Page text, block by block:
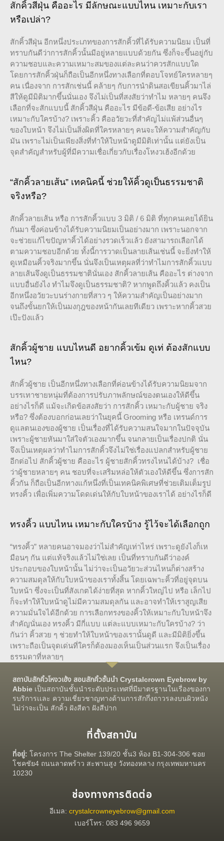
สักคิ้วสีฝุ่น คืออะไร มีลักษณะแบบไหน เหมาะกับเรา
หรือเปล่า?
สักคิ้วสีฝุ่น อีกหนึ่งประเภทของการสักคิ้วที่ได้รับความนิยม เป็นที่
ทราบกันดีว่าการสักคิ้วนั้นมีอยู่หลายแบบด้วยกัน ซึ่งก็จะขึ้นอยู่กับ
ความชอบและความเหมาะสมของแต่ละคนว่าควรสักแบบใด
โดยการสักคิ้วฝุ่นก็ถือเป็นอีกหนึ่งทางเลือกที่ตอบโจทย์ใครหลายๆ
คน เนื่องจาก การสักเช่นนี้ คล้ายๆ กับการนำดินสอเขียนคิ้วมาไล่
สีให้ดูมีมิติมากขึ้นนั่นเอง จึงไม่เป็นที่สงสัยว่าทำไม หลายๆ คนจึง
เลือกที่จะสักแบบนี้ สักคิ้วสีฝุ่น คืออะไร มีข้อดี-ข้อเสีย อย่างไร
เหมาะกับใครบ้าง? เพราะคิ้ว คืออวัยวะที่สำคัญไม่แพ้ส่วนอื่นๆ
ของใบหน้า จึงไม่เป็นสิ่งผิดที่ใครหลายๆ คนจะให้ความสำคัญกับ
มัน เพราะไม่เป็นเพียงสิ่งที่ทำให้ใบหน้าดูมีมิติเท่านั้น แต่ยังเป็น
จุดสำคัญสำหรับผู้ที่มีความเชื่อเกี่ยวกับเรื่องโหงวเฮ้งอีกด้วย
“สักคิ้วลายเส้น” เทคนิคนี้ ช่วยให้คิ้วดูเป็นธรรมชาติ
จริงหรือ?
สักคิ้วลายเส้น หรือ การสักคิ้วแบบ 3 มิติ / 6 มิติ ที่ทุกคนเคยได้ยิน
กันมา ซึ่งค่อนข้างได้รับความนิยมเป็นอย่างมาก เพราะนอกจาก
จะช่วยแก้ไขปัญหาคิ้วได้อย่างรวดเร็วแล้ว ยังสามารถเลือกได้
ตามความชอบอีกด้วย ทั้งนี้การวาดเป็นลายเส้นเช่นนี้ จะยิ่งทำให้
ดูเหมือนคิ้วจริงมากขึ้น นั่นจึงเป็นเหตุผลที่ว่าทำไมการสักคิ้วแบบ
ลายเส้นจึงดูเป็นธรรมชาตินั่นเอง สักคิ้วลายเส้น คืออะไร ต่างจาก
แบบอื่นยังไง ทำไมจึงดูเป็นธรรมชาติ? หากพูดถึงคิ้วแล้ว คงเป็น
อีกหนึ่งอวัยวะบนร่างกายที่สาว ๆ ให้ความสำคัญเป็นอย่างมาก
จนถึงขั้นยกให้เป็นมงกุฎของหน้ากันเลยทีเดียว เพราะหากคิ้วสวย
เป๊ะปังแล้ว
สักคิ้วผู้ชาย แบบไหนดี อยากคิ้วเข้ม ดูเท่ ต้องสักแบบ
ไหน?
สักคิ้วผู้ชาย เป็นอีกหนึ่งทางเลือกที่ค่อนข้างได้รับความนิยมจาก
บรรเทาชายหนุ่มที่ต้องการปรับภาพลักษณ์ของตนเองให้ดีขึ้น
อย่างไรก็ดี แม้จะเกิดข้อสงสัยว่า การสักคิ้ว เหมาะกับผู้ชาย จริง
หรือ? ซึ่งต้องบอกก่อนเลยว่าในยุคนี้ Grooming หรือ เทรนด์การ
ดูแลตนเองของผู้ชาย เป็นเรื่องที่ได้รับความสนใจมากในปัจจุบัน
เพราะผู้ชายหันมาใส่ใจตัวเองมากขึ้น จนกลายเป็นเรื่องปกติ นั่น
จึงเป็นเหตุผลว่าทำไมการสักคิ้วจึงไม่ใช่เรื่องแปลกสำหรับผู้ชาย
อีกต่อไป สักคิ้วผู้ชาย คืออะไร ผู้ชายสักคิ้วทรงไหนได้บ้าง? เชื่อ
ว่าผู้ชายหลายๆ คน ชอบที่จะเสริมหล่อให้ตัวเองให้ดีขึ้น ซึ่งการสัก
คิ้วกัน ก็ถือเป็นอีกทางแก้หนึ่งที่เป็นเทคนิคพิเศษที่ช่วยเติมเต็มรูป
ทรงคิ้ว เพื่อเพิ่มความโดดเด่นให้กับใบหน้าของเราได้ อย่างไรก็ดี
ทรงคิ้ว แบบไหน เหมาะกับใครบ้าง รู้ไว้จะได้เลือกถูก
“ทรงคิ้ว” หลายคนอาจมองว่าไม่สำคัญเท่าไหร่ เพราะดูยังไงก็เห
มือนๆ กัน แต่แท้จริงแล้วไม่ใช่เลย เป็นที่ทราบกันดีว่าองค์
ประกอบของใบหน้านั้น ไม่ว่าจะเป็นอวัยวะส่วนไหนก็ต่างสร้าง
ความสมดุลให้กับใบหน้าของเราทั้งสิ้น โดยเฉพาะคิ้วที่อยู่จุดบน
ใบหน้า ซึ่งจะเป็นที่สังเกตได้ง่ายที่สุด หากคิ้วใหญ่ไป หรือ เล็กไป
ก็จะทำให้ใบหน้าดูไม่มีความสมดุลกัน และอาจทำให้เราสูญเสีย
ความมั่นใจได้อีกด้วย การเลือกทรงของคิ้วให้เหมาะกับใบหน้าจึง
สำคัญนั่นเอง ทรงคิ้ว มีกี่แบบ แต่ละแบบเหมาะกับใครบ้าง? ว่า
กันว่า คิ้วสวย ๆ ช่วยทำให้ใบหน้าของเรานั้นดูดี และมีมิติยิ่งขึ้น
เพราะถือเป็นจุดเด่นที่ใครก็ต้องมองเห็นเป็นส่วนแรก จึงเป็นเรื่อง
ธรรมดาที่หลายๆ
สถาบันสักคิ้วโหงวเฮ้ง สอนสักคิ้วชั้นนำ Crystalcrown Eyebrow by
Abbie เป็นสถาบันชั้นนำระดับประเทศที่มีมาตรฐานในเรื่องของกา
รบริการเเละ ความเชี่ยวชาญทางด้านการสักกึ่งถาวรลงบนผิวหนัง
ไม่ว่าจะเป็น สักคิ้ว ฝังสีตา ฝังสีปาก
ที่ตั้งสถาบัน
ที่อยู่: โครงการ The Shelter 139/20 ชั้น3 ห้อง B1-304-306 ซอย
โชคชัย4 ถนนลาดพร้าว สะพานสูง วังทองหลาง กรุงเทพมหานคร
10230
ช่องทางการติดต่อ
อีเมล: crystalcrowneyebrow@gmail.com
เบอร์โทร: 083 496 9659